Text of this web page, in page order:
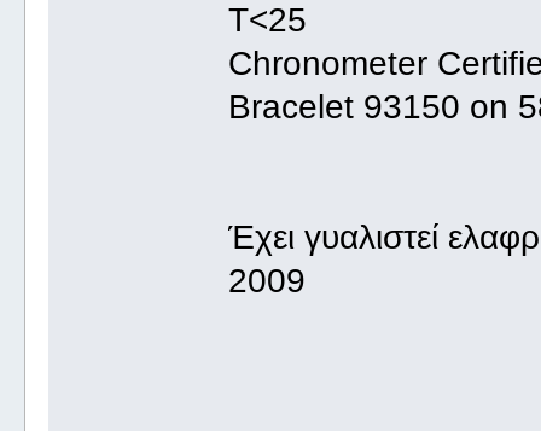
T<25
Chronometer
Bracelet 93150 on
Έχει γυαλιστεί
2009